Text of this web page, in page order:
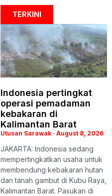
TERKINI
Indonesia pertingkat
operasi pemadaman
kebakaran di
Kalimantan Barat
Utusan Sarawak August 8, 2026
JAKARTA: Indonesia sedang
mempertingkatkan usaha untuk
membendung kebakaran hutan
dan tanah gambut di Kubu Raya,
Kalimantan Barat. Pasukan di